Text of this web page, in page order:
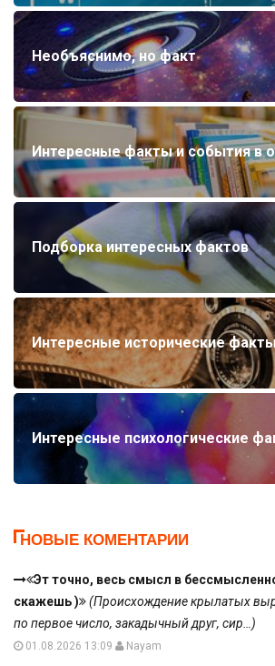
Необъяснимо, но факт
Интересные факты и события в
Подборка интересных фактов
Интересные исторические
Интересные психологические
НОВЫЕ КОМЕНТАРИИ
Эт точно, весь смысл в
скажешь )
(Происхождение крылатых
по первое число, закадычный друг, сир…)
01.08.2026 13:09 Nayam